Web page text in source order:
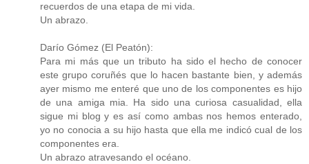
recuerdos de una etapa de mi vida.
Un abrazo.
Darío Gómez (El Peatón):
Para mi más que un tributo ha sido el hecho de conocer
este grupo coruñés que lo hacen bastante bien, y además
ayer mismo me enteré que uno de los componentes es hijo
de una amiga mia. Ha sido una curiosa casualidad, ella
sigue mi blog y es así como ambas nos hemos enterado,
yo no conocia a su hijo hasta que ella me indicó cual de los
componentes era.
Un abrazo atravesando el océano.